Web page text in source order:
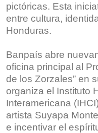
pictóricas. Esta
entre cultura,
Honduras.
Banpaís abre
oficina principal al
de los Zorzales” en
organiza el Instituto
Interamericana
artista Suyapa
e incentivar el